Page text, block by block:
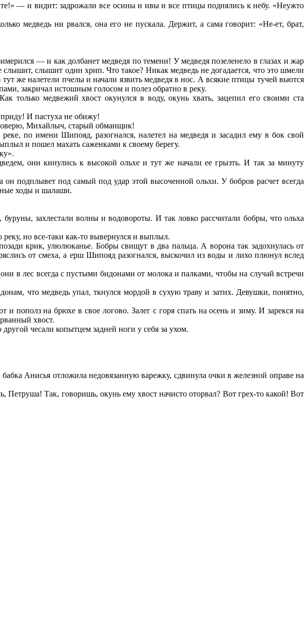
— и видит: задрожали все осины и ивы и все птицы поднялись к небу. «Неужто
медведь ни рвался, она его не пускала. Держит, а сама говорит: «Не-ет, брат,
— и как долбанет медведя по темени! У медведя позеленело в глазах и жар
слышит один хрип. Что такое? Никак медведь не догадается, что это шмели
же налетели пчелы и начали язвить медведя в нос. А всякие птицы тучей вьются
закричал истошным голосом и полез обратно в реку.
только медвежий хвост окунулся в воду, окунь хвать, зацепил его своими ста
И пастуха не обижу!
Михайлыч, старый обманщик!
по имени Шипояд, разогнался, налетел на медведя и засадил ему в бок свой
и пошел махать саженками к своему берегу.
они кинулись к высокой ольхе и тут же начали ее грызть. И так за минуту
подплывет под самый под удар этой высоченной ольхи. У бобров расчет всегда
ходы и шалаши.
захлестали волны и водовороты. И так ловко рассчитали бобры, что ольха
но все-таки как-то вывернулся и выплыл.
крик, улюлюканье. Бобры свищут в два пальца. А ворона так задохнулась от
от смеха, а ерш Шипояд разогнался, выскочил из воды и лихо плюнул вслед
в лес всегда с пустыми бидонами от молока и палками, чтобы на случай встречи
что медведь упал, ткнулся мордой в сухую траву и затих. Девушки, понятно,
пополз на брюхе в свое логово. Залег с горя спать на осень и зиму. И зарекся на
хвост.
чесали копытцем задней ноги у себя за ухом.
Анисья отложила недовязанную варежку, сдвинула очки в железной оправе на
Петруша! Так, говоришь, окунь ему хвост начисто оторвал? Вот грех-то какой! Вот